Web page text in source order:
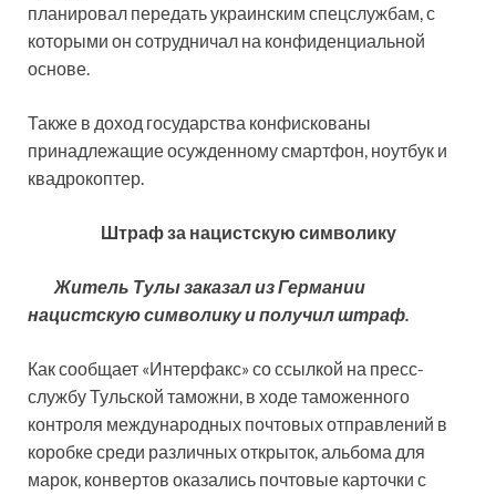
планировал передать украинским спецслужбам, с
которыми он сотрудничал на конфиденциальной
основе.
Также в доход государства конфискованы
принадлежащие осужденному смартфон, ноутбук и
квадрокоптер.
Штраф за нацистскую символику
Житель Тулы заказал из Германии
нацистскую символику и получил штраф.
Как сообщает «Интерфакс» со ссылкой на пресс-
службу Тульской таможни, в ходе таможенного
контроля международных почтовых отправлений в
коробке среди различных открыток, альбома для
марок, конвертов оказались почтовые карточки с